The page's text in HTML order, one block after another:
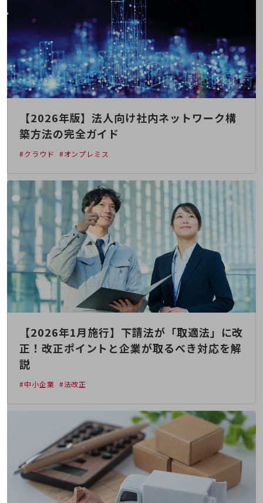
地域共創・地方創生
セキュリティ対策
遠隔監視
顧客体験（CX）改善
自動化・省電化
人材不足解消
業種・業態で探すTOP
自治体
一次産業
医療・介護
観光
教育
モビリティ
製造・建設業
小売業
キーワードで探す
モバイルTOP
おすすめの機種、料金やサービスをご紹介
ビジネス向けスマートフォン
タフネススマートフォン
データ通信製品
ドコモケータイ
【2026年版】法人向け社内ネットワーク構
築方法の完全ガイド
#クラウド #オンプレミス
【2026年1月施行】下請法が「取適法」に改
正！改正ポイントと企業が取るべき対応を解
説
#中小企業 #法改正